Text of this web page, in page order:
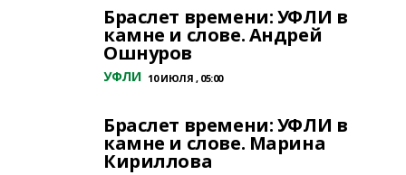
Браслет времени: УФЛИ в
камне и слове. Андрей
Ошнуров
УФЛИ 10 ИЮЛЯ , 05:00
Браслет времени: УФЛИ в
камне и слове. Марина
Кириллова